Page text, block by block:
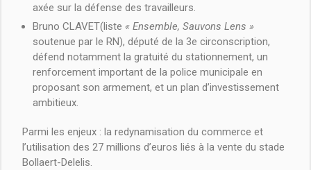
axée sur la défense des travailleurs.
Bruno CLAVET(liste « Ensemble, Sauvons Lens »
soutenue par le RN), député de la 3e circonscription,
défend notamment la gratuité du stationnement, un
renforcement important de la police municipale en
proposant son armement, et un plan d’investissement
ambitieux.
Parmi les enjeux : la redynamisation du commerce et
l’utilisation des 27 millions d’euros liés à la vente du stade
Bollaert-Delelis.